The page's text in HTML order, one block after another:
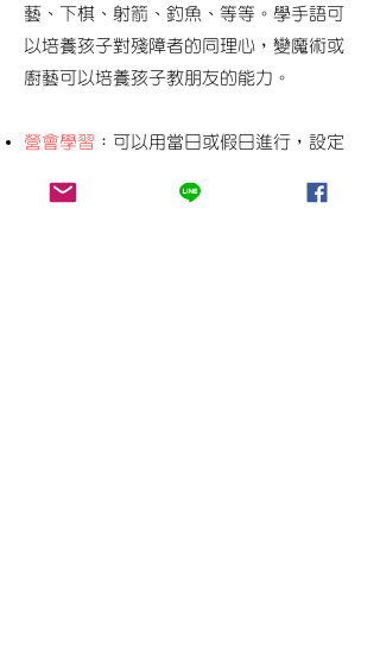
藝、下棋、射箭、釣魚、等等。學手語可
以培養孩子對殘障者的同理心，變魔術或
廚藝可以培養孩子教朋友的能力。
營會學習 ：可以用當日或假日進行，設定
情緒管理、團隊合作，等等。